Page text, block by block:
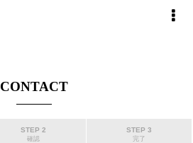
CONTACT
STEP 2
確認
STEP 3
完了